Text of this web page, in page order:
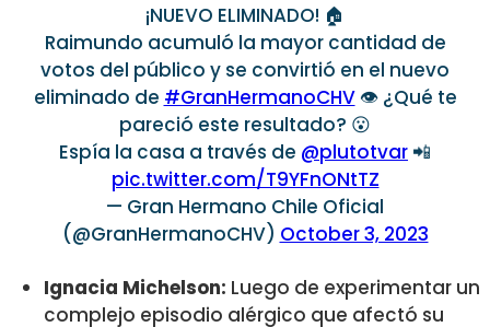
¡NUEVO ELIMINADO! 🏠
Raimundo acumuló la mayor cantidad de
votos del público y se convirtió en el nuevo
eliminado de #GranHermanoCHV👁️ ¿Qué te
pareció este resultado? 😮
Espía la casa a través de @plutotvar 📲
pic.twitter.com/T9YFnONtTZ
— Gran Hermano Chile Oficial
(@GranHermanoCHV) October 3, 2023
Ignacia Michelson: Luego de experimentar un
complejo episodio alérgico que afectó su